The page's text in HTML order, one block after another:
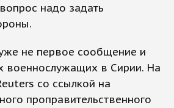
надо задать
не первое сообщение и
военнослужащих в Сирии. На
со ссылкой на
проправительственного